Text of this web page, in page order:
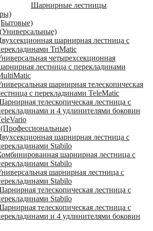
Шарнирные лестницы
шарнирная лестница с
TriMatic
четырехсекционная
лестница с перекладинами
шарнирная телескопическая
с перекладинами TeleMatic
телескопическая лестница с
и 4 удлинителями боковин
шарнирная лестница с
Stabilo
шарнирная лестница с
Stabilo
шарнирная лестница с
Stabilo
телескопическая лестница с
Stabilo
телескопическая лестница с
и 4 удлинителями боковин